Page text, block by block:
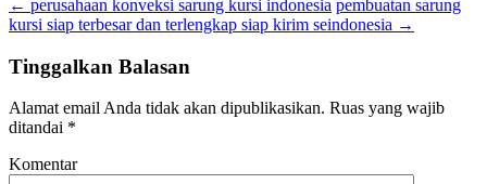
← perusahaan konveksi sarung kursi indonesia pembuatan sarung
kursi siap terbesar dan terlengkap siap kirim seindonesia →
Tinggalkan Balasan
Alamat email Anda tidak akan dipublikasikan. Ruas yang wajib
ditandai *
Komentar